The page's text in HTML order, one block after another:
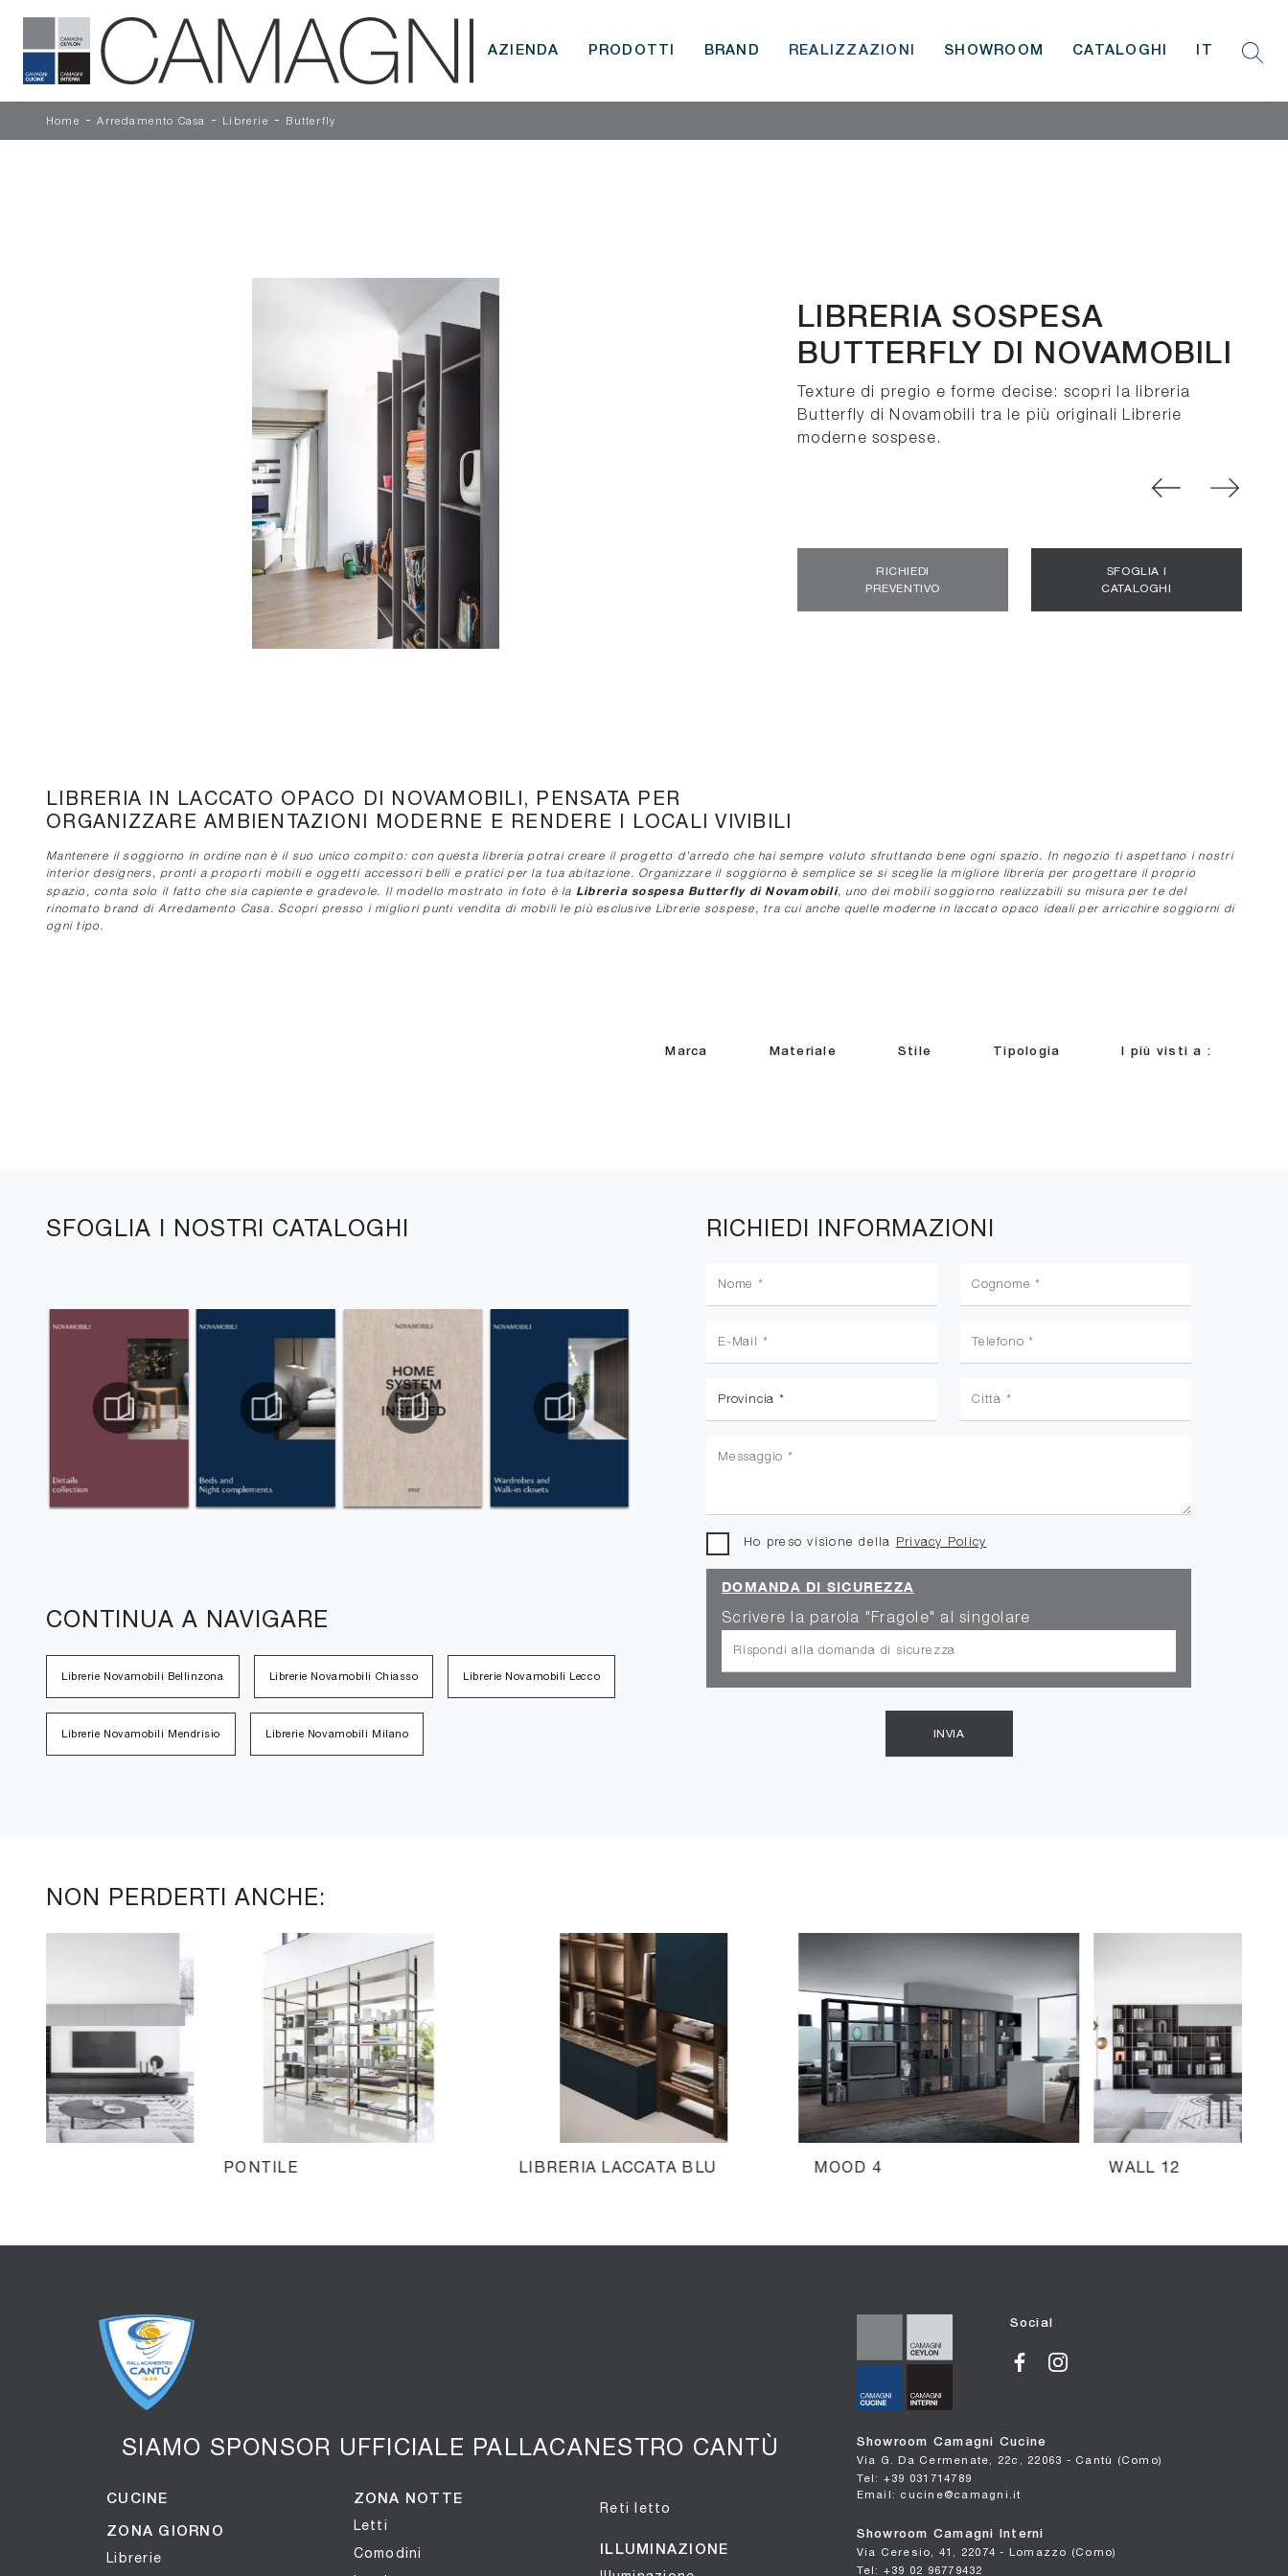
AZIENDA PRODOTTI BRAND REALIZZAZIONI SHOWROOM CATALOGHI
Home -Arredamento Casa - Librerie - Butterfly
LIBRERIA IN LACCATO OPACO DI NOVAMOBILI, PENSATA PER
ORGANIZZARE AMBIENTAZIONI MODERNE E RENDERE I LOCALI VIVIBILI
Mantenere il soggiorno in ordine non è il suo unico compito: con questa libreria potrai creare il progetto d'arredo che hai sempre voluto sfruttando bene ogni spazio. In negozio ti aspettano i nostri
interior designers, pronti a proporti mobili e oggetti accessori belli e pratici per la tua abitazione. Organizzare il soggiorno è semplice se si sceglie la migliore libreria per progettare il proprio
spazio, conta solo il fatto che sia capiente e gradevole. Il modello mostrato in foto è la Libreria sospesa Butterfly di Novamobili, uno dei mobili soggiorno realizzabili su misura per te del
rinomato brand di Arredamento Casa. Scopri presso i migliori punti vendita di mobili le più esclusive Librerie sospese, tra cui anche quelle moderne in laccato opaco ideali per arricchire soggiorni di
ogni tipo.
LIBRERIA SOSPESA
BUTTERFLY DI NOVAMOBILI
Texture di pregio e forme decise: scopri la libreria
Butterfly di Novamobili tra le più originali Librerie
moderne sospese.
RICHIEDI
PREVENTIVO
SFOGLIA I
CATALOGHI
Marca Materiale Stile Tipologia I più visti a :
SFOGLIA I NOSTRI CATALOGHI
CONTINUA A NAVIGARE
Librerie Novamobili Bellinzona Librerie Novamobili Chiasso Librerie Novamobili Lecco
Librerie Novamobili Mendrisio Librerie Novamobili Milano
RICHIEDI INFORMAZIONI
Ho preso visione della Privacy Policy
DOMANDA DI SICUREZZA
Scrivere la parola "Fragole" al singolare
INVIA
NON PERDERTI ANCHE:
PONTILE LIBRERIA LACCATA BLU MOOD 4 WALL 12
SIAMO SPONSOR UFFICIALE PALLACANESTRO CANTÙ
CUCINE
ZONA GIORNO
Librerie
ZONA NOTTE
Letti
Comodini
Reti letto
ILLUMINAZIONE
Social
Showroom Camagni Cucine
Via G. Da Cermenate, 22c, 22063 - Cantù (Como)
Tel: +39 031714789
Email: cucine@camagni.it
Showroom Camagni Interni
Via Ceresio, 41, 22074 - Lomazzo (Como)
Tel: +39 02 96779432